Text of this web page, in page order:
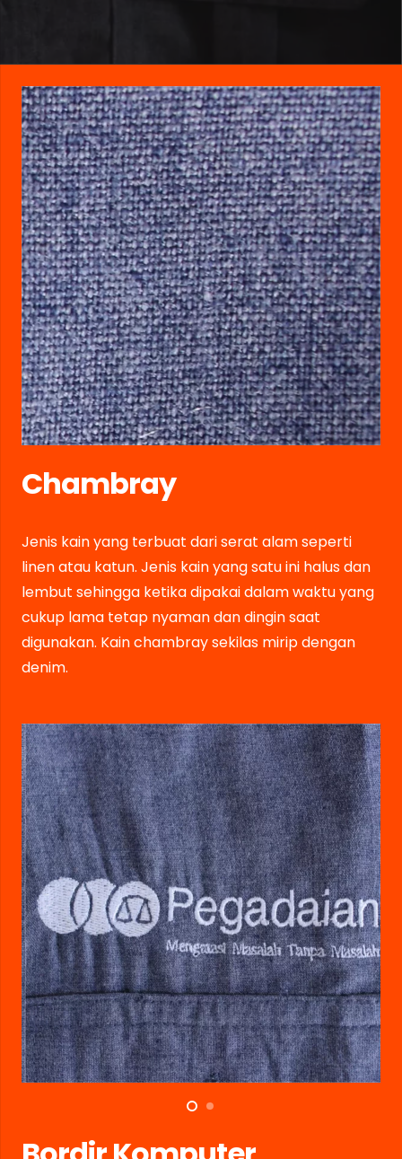
Chambray
Jenis kain yang terbuat dari serat alam seperti
linen atau katun. Jenis kain yang satu ini halus dan
lembut sehingga ketika dipakai dalam waktu yang
cukup lama tetap nyaman dan dingin saat
digunakan. Kain chambray sekilas mirip dengan
denim.